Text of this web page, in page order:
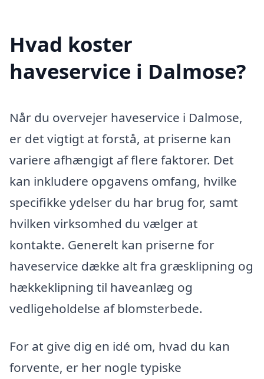
Hvad koster
haveservice i Dalmose?
Når du overvejer haveservice i Dalmose,
er det vigtigt at forstå, at priserne kan
variere afhængigt af flere faktorer. Det
kan inkludere opgavens omfang, hvilke
specifikke ydelser du har brug for, samt
hvilken virksomhed du vælger at
kontakte. Generelt kan priserne for
haveservice dække alt fra græsklipning og
hækkeklipning til haveanlæg og
vedligeholdelse af blomsterbede.
For at give dig en idé om, hvad du kan
forvente, er her nogle typiske